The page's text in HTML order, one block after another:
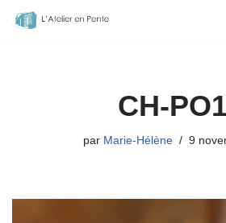
CH-
par Marie-Hélène 9